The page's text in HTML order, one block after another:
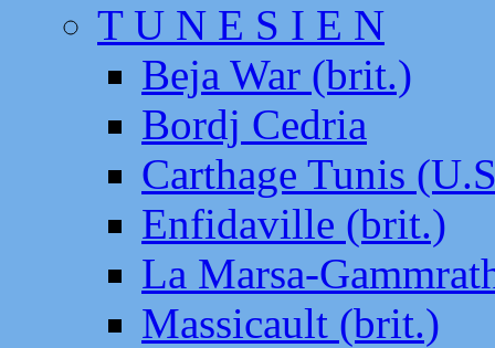
T U N E S I E N
Beja War (brit.)
Bordj Cedria
Carthage Tunis
Enfidaville (brit.)
La Marsa-
Massicault (brit.)